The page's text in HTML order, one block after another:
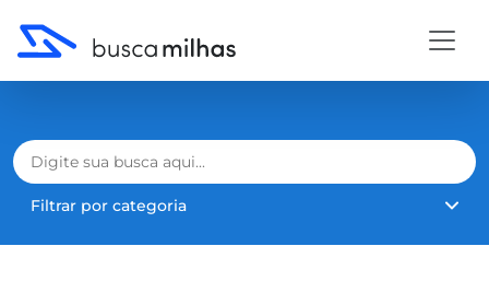
Filtrar por categoria